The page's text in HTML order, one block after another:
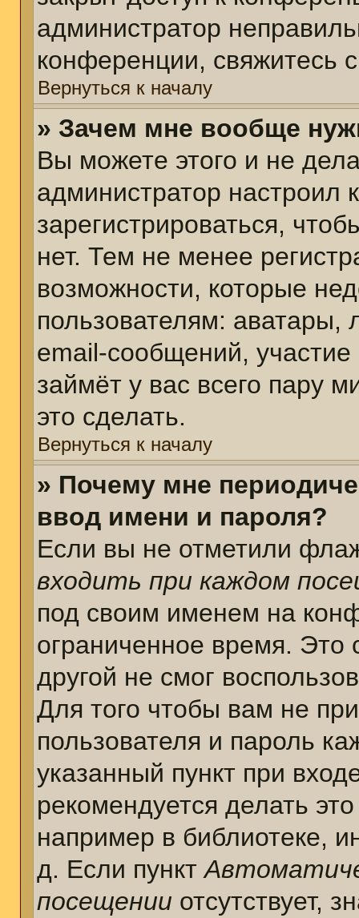
администратор
конференции, свяжитесь
Вернуться к началу
» Зачем мне вообще
Вы можете этого и не
администратор
зарегистрироваться,
нет. Тем не менее
возможности, которые
пользователям: аватары,
email-сообщений, участие
займёт у вас всего пару
это сделать.
Вернуться к началу
» Почему мне
ввод имени и пароля?
Если вы не отметили
входить при каждом
под своим именем на
ограниченное время. Это
другой не смог
Для того чтобы вам не
пользователя и пароль
указанный пункт при
рекомендуется делать
например в библиотеке,
д. Если пункт
посещении отсутствует,